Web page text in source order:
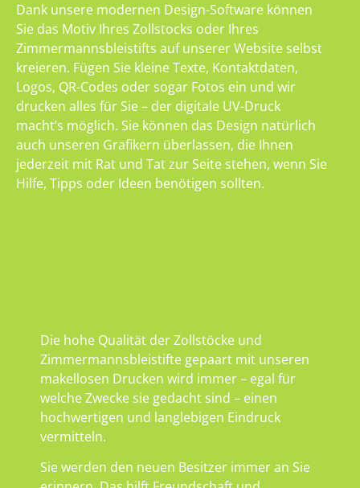
Dank unsere modernen Design-Software können
Sie das Motiv Ihres Zollstocks oder Ihres
Zimmermannsbleistifts auf unserer Website selbst
kreieren. Fügen Sie kleine Texte, Kontaktdaten,
Logos, QR-Codes oder sogar Fotos ein und wir
drucken alles für Sie – der digitale UV-Druck
macht’s möglich. Sie können das Design natürlich
auch unseren Grafikern überlassen, die Ihnen
jederzeit mit Rat und Tat zur Seite stehen, wenn Sie
Hilfe, Tipps oder Ideen benötigen sollten.
Die hohe Qualität der Zollstöcke und
Zimmermannsbleistifte gepaart mit unseren
makellosen Drucken wird immer – egal für
welche Zwecke sie gedacht sind – einen
hochwertigen und langlebigen Eindruck
vermitteln.
Sie werden den neuen Besitzer immer an Sie